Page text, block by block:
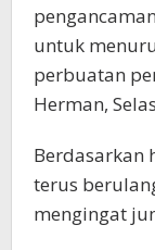
untuk
perbuatan
Herman,
Berdasarkan
terus
mengingat